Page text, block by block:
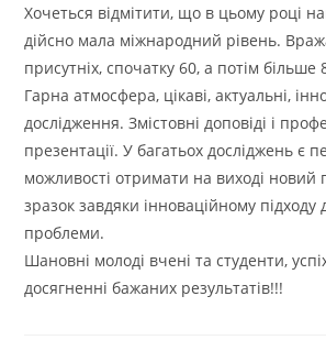
Хочеться відмітити, що в цьому році
дійсно мала міжнародний рівень.
присутніх, спочатку 60, а потім більше
Гарна атмосфера, цікаві, актуальні,
дослідження. Змістовні доповіді і
презентації. У багатьох досліджень є
можливості отримати на виході новий
зразок завдяки інноваційному
проблеми.
Шановні молоді вчені та студенти,
досягненні бажаних результатів!!!